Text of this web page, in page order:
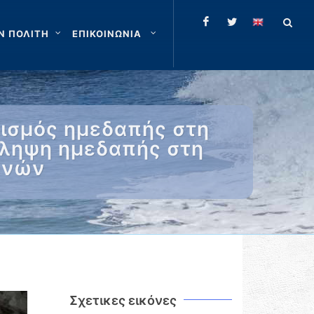
ΠΟΛΙΤΗ ΕΠΙΚΟΙΝΩΝΙΑ
ημεδαπής στη
ημεδαπής στη
Σχετικες εικόνες